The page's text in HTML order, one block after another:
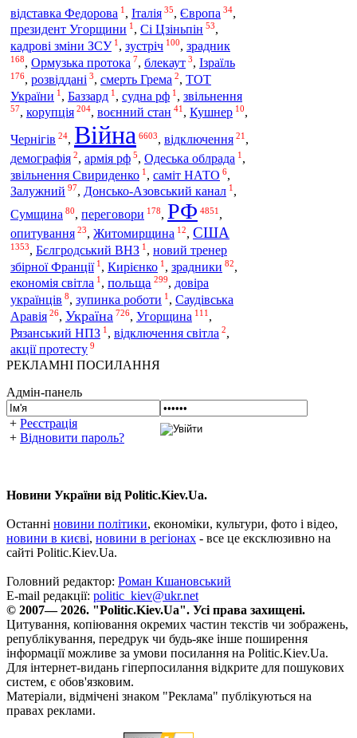
відставка Федорова 1 , Італія 35, Європа 34,
президент Угорщини 1 , Сі Цзіньпін 53,
кадрові зміни ЗСУ 1 , зустріч 100, зрадник
168, Ормузька протока 7, блекаут 3, Ізраїль
176, розвіддані 3, смерть Грема 2, ТОТ
України 1 , Баззард 1 , судна рф 1 , звільнення
57, корупція 204, воєнний стан 41 , Кушнер 10,
Чернігів 24, Війна 6603, відключення 21 ,
демографія 2, армія рф 5, Одеська облрада 1 ,
звільнення Свириденко 1 , саміт НАТО 6,
Залужний 97, Донсько-Азовський канал 1 ,
Сумщина 80, переговори 178, РФ 4851 ,
опитування 23, Житомирщина 12, США
1353, Бєлгродський ВНЗ 1 , новий тренер
збірної Франції 1 , Кирієнко 1 , зрадники 82,
економія світла 1 , польща 299, довіра
українців 8, зупинка роботи 1 , Саудівська
Аравія 26, Україна 726, Угорщина 111 ,
Рязанський НПЗ 1 , відключення світла 2,
акції протесту 9
РЕКЛАМНІ ПОСИЛАННЯ
Адмін-панель
+ Реєстрація
+ Відновити пароль?
Новини України від Politic.Kiev.Ua.
Останні новини політики, економіки, культури, фото і відео,
новини в києві, новини в регіонах - все це ексклюзивно на
сайті Politic.Kiev.Ua.
Головний редактор: Роман Кшановський
E-mail редакції: politic_kiev@ukr.net
© 2007— 2026. "Politic.Kiev.Ua". Усі права захищені.
Цитування, копіювання окремих частин текстів чи зображень,
републікування, передрук чи будь-яке інше поширення
інформації можливе за умови посилання на Politic.Kiev.Ua.
Для інтернет-видань гіперпосилання відкрите для пошукових
систем, є обов'язковим.
Матеріали, відмічені знаком "Реклама" публікуються на
правах реклами.